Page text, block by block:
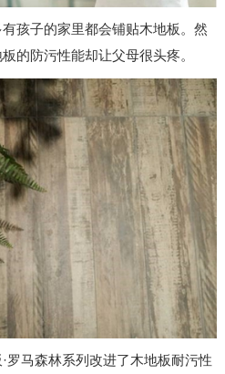
孩子的家里都会铺贴木地板。然
的防污性能却让父母很头疼。
罗马森林系列改进了木地板耐污性